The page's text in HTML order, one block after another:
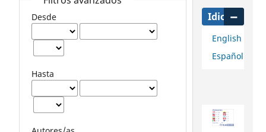
Desde
Hasta
Idioma
English
Español